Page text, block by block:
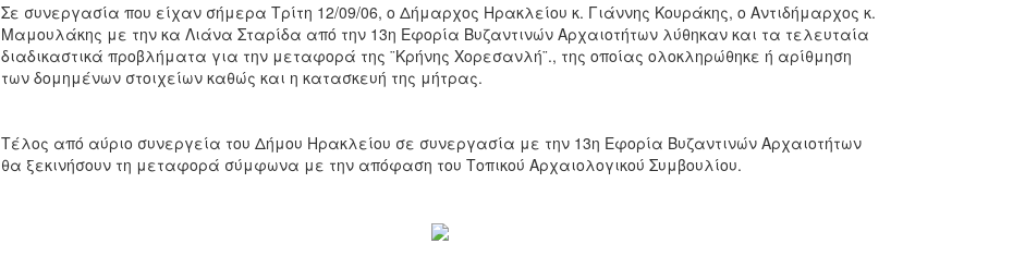
Σε συνεργασία που είχαν σήμερα Τρίτη 12/09/06, ο Δήμαρχος Ηρακλείου κ. Γιάννης Κουράκης, ο Αντιδήμαρχος κ.
Μαμουλάκης με την κα Λιάνα Σταρίδα από την 13η Εφορία Βυζαντινών Αρχαιοτήτων λύθηκαν και τα τελευταία
διαδικαστικά προβλήματα για την μεταφορά της ¨Κρήνης Χορεσανλή¨., της οποίας ολοκληρώθηκε ή αρίθμηση
των δομημένων στοιχείων καθώς και η κατασκευή της μήτρας.
Τέλος από αύριο συνεργεία του Δήμου Ηρακλείου σε συνεργασία με την 13η Εφορία Βυζαντινών Αρχαιοτήτων
θα ξεκινήσουν τη μεταφορά σύμφωνα με την απόφαση του Τοπικού Αρχαιολογικού Συμβουλίου.